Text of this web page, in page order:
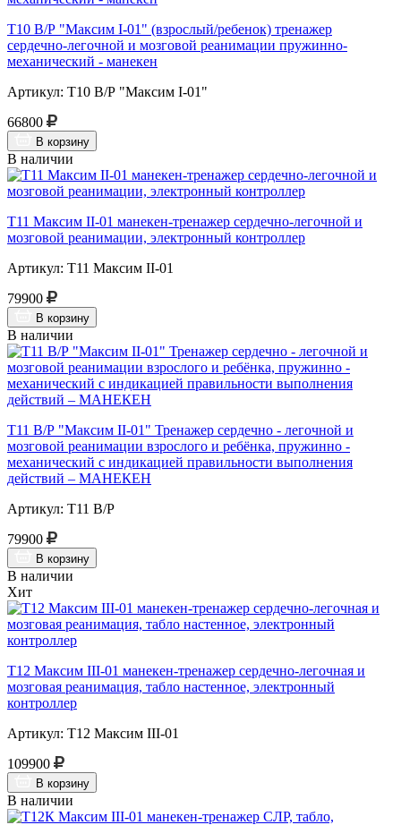
Т10 В/Р "Максим I-01" (взрослый/ребенок) тренажер
сердечно-легочной и мозговой реанимации пружинно-
механический - манекен
Артикул: Т10 В/Р "Максим I-01"
66800
В корзину
В наличии
Т11 Максим II-01 манекен-тренажер сердечно-легочной и
мозговой реанимации, электронный контроллер
Артикул: Т11 Максим II-01
79900
В корзину
В наличии
Т11 В/Р "Максим II-01" Тренажер сердечно - легочной и
мозговой реанимации взрослого и ребёнка, пружинно -
механический с индикацией правильности выполнения
действий – МАНЕКЕН
Артикул: Т11 В/Р
79900
В корзину
В наличии
Хит
Т12 Максим III-01 манекен-тренажер сердечно-легочная и
мозговая реанимация, табло настенное, электронный
контроллер
Артикул: Т12 Максим III-01
109900
В корзину
В наличии